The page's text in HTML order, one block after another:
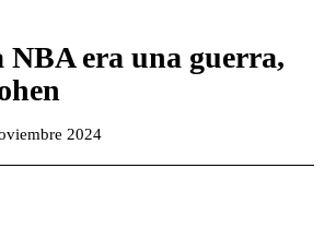
NBA era una guerra,
2024